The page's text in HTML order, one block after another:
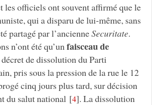
les officiels ont souvent affirmé que le
qui a disparu de lui-même, sans
partagé par l’ancienneSecuritate.
n’ont été qu’un faisceau de
de dissolution du Parti
pris sous la pression de la rue le 12
cinq jours plus tard, sur décision
du salut national [4]. La dissolution